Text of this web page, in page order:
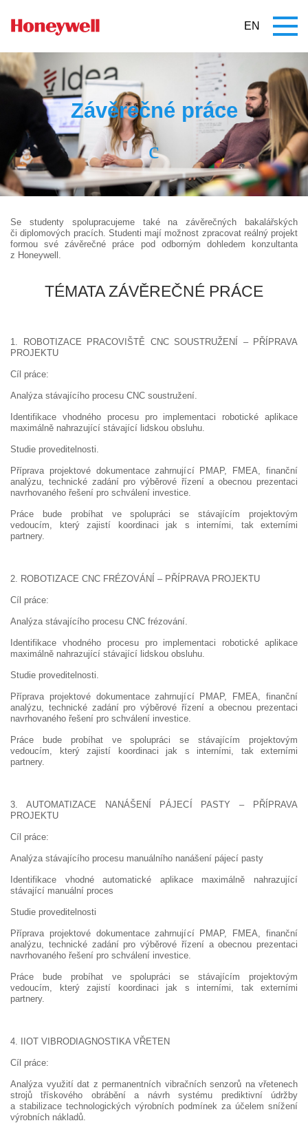
EN
Závěrečné práce
Se studenty spolupracujeme také na závěrečných bakalářských
či diplomových pracích. Studenti mají možnost zpracovat reálný projekt
formou své závěrečné práce pod odborným dohledem konzultanta
z Honeywell.
TÉMATA ZÁVĚREČNÉ PRÁCE
1. ROBOTIZACE PRACOVIŠTĚ CNC SOUSTRUŽENÍ – PŘÍPRAVA
PROJEKTU
Cíl práce:
Analýza stávajícího procesu CNC soustružení.
Identifikace vhodného procesu pro implementaci robotické aplikace
maximálně nahrazující stávající lidskou obsluhu.
Studie proveditelnosti.
Příprava projektové dokumentace zahrnující PMAP, FMEA, finanční
analýzu, technické zadání pro výběrové řízení a obecnou prezentaci
navrhovaného řešení pro schválení investice.
Práce bude probíhat ve spolupráci se stávajícím projektovým
vedoucím, který zajistí koordinaci jak s interními, tak externími
partnery.
2. ROBOTIZACE CNC FRÉZOVÁNÍ – PŘÍPRAVA PROJEKTU
Cíl práce:
Analýza stávajícího procesu CNC frézování.
Identifikace vhodného procesu pro implementaci robotické aplikace
maximálně nahrazující stávající lidskou obsluhu.
Studie proveditelnosti.
Příprava projektové dokumentace zahrnující PMAP, FMEA, finanční
analýzu, technické zadání pro výběrové řízení a obecnou prezentaci
navrhovaného řešení pro schválení investice.
Práce bude probíhat ve spolupráci se stávajícím projektovým
vedoucím, který zajistí koordinaci jak s interními, tak externími
partnery.
3. AUTOMATIZACE NANÁŠENÍ PÁJECÍ PASTY – PŘÍPRAVA
PROJEKTU
Cíl práce:
Analýza stávajícího procesu manuálního nanášení pájecí pasty
Identifikace vhodné automatické aplikace maximálně nahrazující
stávající manuální proces
Studie proveditelnosti
Příprava projektové dokumentace zahrnující PMAP, FMEA, finanční
analýzu, technické zadání pro výběrové řízení a obecnou prezentaci
navrhovaného řešení pro schválení investice.
Práce bude probíhat ve spolupráci se stávajícím projektovým
vedoucím, který zajistí koordinaci jak s interními, tak externími
partnery.
4. IIOT VIBRODIAGNOSTIKA VŘETEN
Cíl práce:
Analýza využití dat z permanentních vibračních senzorů na vřetenech
strojů třískového obrábění a návrh systému prediktivní údržby
a stabilizace technologických výrobních podmínek za účelem snížení
výrobních nákladů.